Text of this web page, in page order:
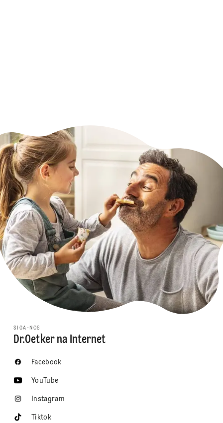
SIGA-NOS
Dr.Oetker na Internet
Facebook
YouTube
Instagram
Tiktok